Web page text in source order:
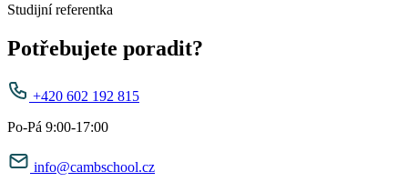
Studijní referentka
Potřebujete poradit?
+420 602 192 815
Po-Pá 9:00-17:00
info@cambschool.cz